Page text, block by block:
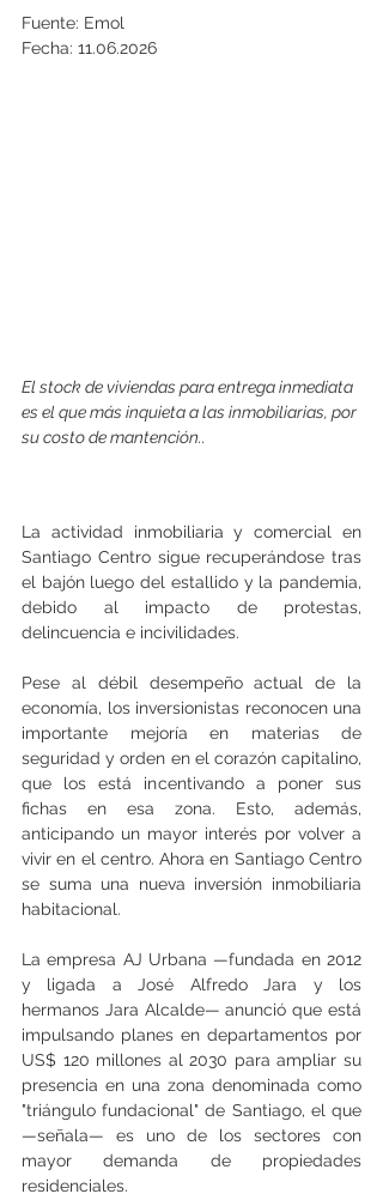
Fuente: Emol
Fecha: 11.06.2026
El stock de viviendas para entrega inmediata
es el que más inquieta a las inmobiliarias, por
su costo de mantención..
La actividad inmobiliaria y comercial en
Santiago Centro sigue recuperándose tras
el bajón luego del estallido y la pandemia,
debido al impacto de protestas,
delincuencia e incivilidades.
Pese al débil desempeño actual de la
economía, los inversionistas reconocen una
importante mejoría en materias de
seguridad y orden en el corazón capitalino,
que los está incentivando a poner sus
fichas en esa zona. Esto, además,
anticipando un mayor interés por volver a
vivir en el centro. Ahora en Santiago Centro
se suma una nueva inversión inmobiliaria
habitacional.
La empresa AJ Urbana —fundada en 2012
y ligada a José Alfredo Jara y los
hermanos Jara Alcalde— anunció que está
impulsando planes en departamentos por
US$ 120 millones al 2030 para ampliar su
presencia en una zona denominada como
"triángulo fundacional" de Santiago, el que
—señala— es uno de los sectores con
mayor demanda de propiedades
residenciales.